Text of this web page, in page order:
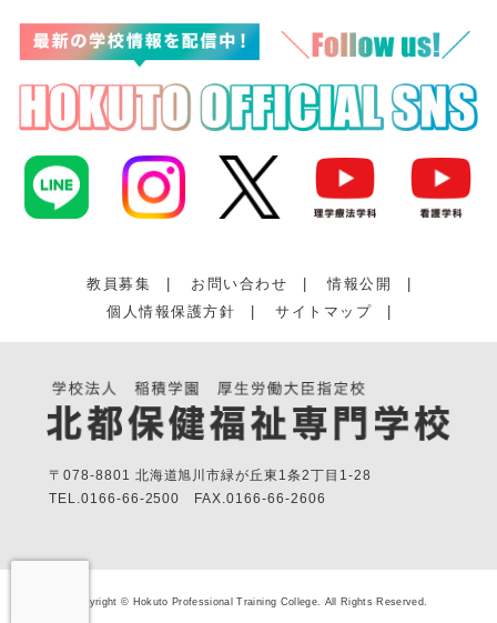
教員募集 お問い合わせ 情報公開
個人情報保護方針
サイトマップ
〒078-8801 北海道旭川市緑が丘東1条2丁目1-28
TEL. 0166-66-2500 FAX.0166-66-2606
Copyright © Hokuto Professional Training College. All Rights Reserved.